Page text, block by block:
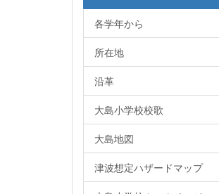
各学年から
所在地
沿革
大島小学校校歌
大島地図
津波想定ハザードマップ